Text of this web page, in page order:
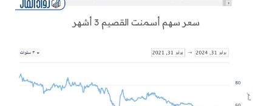
سعر سهم أسمنت القصيم 3 أشهر